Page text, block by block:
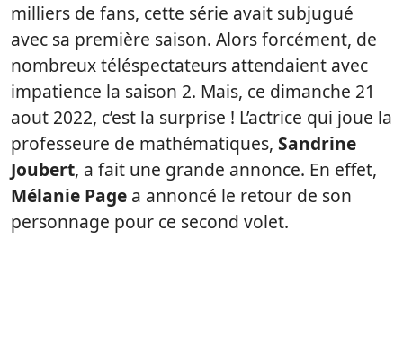
milliers de fans, cette série avait subjugué
avec sa première saison. Alors forcément, de
nombreux téléspectateurs attendaient avec
impatience la saison 2. Mais, ce dimanche 21
aout 2022, c’est la surprise ! L’actrice qui joue la
professeure de mathématiques, Sandrine
Joubert, a fait une grande annonce. En effet,
Mélanie Page a annoncé le retour de son
personnage pour ce second volet.